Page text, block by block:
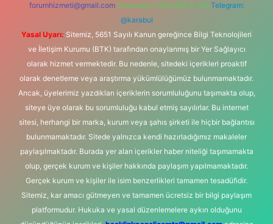
forumhizmeti@gmail.com Whatsapp: 0262 606 0 726 Telegram:
@karabul
Yasal Uyarı: Sitemiz, 5651 Sayılı Kanun gereğince Bilgi Teknolojileri
ve İletişim Kurumu (BTK) tarafından onaylanmış bir Yer Sağlayıcı
olarak hizmet vermektedir. Bu nedenle, sitedeki içerikleri proaktif
olarak denetleme veya araştırma yükümlülüğümüz bulunmamaktadır.
Ancak, üyelerimiz yazdıkları içeriklerin sorumluluğunu taşımakta olup,
siteye üye olarak bu sorumluluğu kabul etmiş sayılırlar. Bu internet
sitesi, herhangi bir marka, kurum veya şahıs şirketi ile hiçbir bağlantısı
bulunmamaktadır. Sitede yalnızca kendi hazırladığımız makaleler
paylaşılmaktadır. Burada yer alan içerikler haber niteliği taşımamakta
olup, gerçek kurum ve kişiler hakkında paylaşım yapılmamaktadır.
Gerçek kurum ve kişiler ile isim benzerlikleri tamamen tesadüfidir.
Sitemiz, kar amacı gütmeyen ve tamamen ücretsiz bir bilgi paylaşım
platformudur. Hukuka ve yasal düzenlemelere aykırı olduğunu